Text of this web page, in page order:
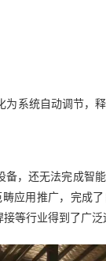
系统自动调节，
，还无法完成智
应用推广，完成
等行业得到了广泛